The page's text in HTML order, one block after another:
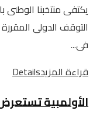
يكتفى منتخبنا
التوقف الدولى
فى...
قراءة المزيدDetails
الأولمبية